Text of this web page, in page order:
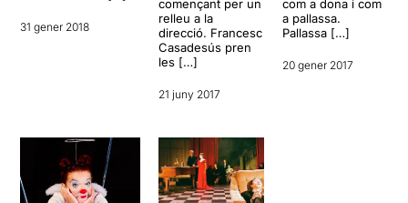
31 gener 2018
començant per un
relleu a la
direcció. Francesc
Casadesús pren
les […]
21 juny 2017
com a dona i com
a pallassa.
Pallassa […]
20 gener 2017